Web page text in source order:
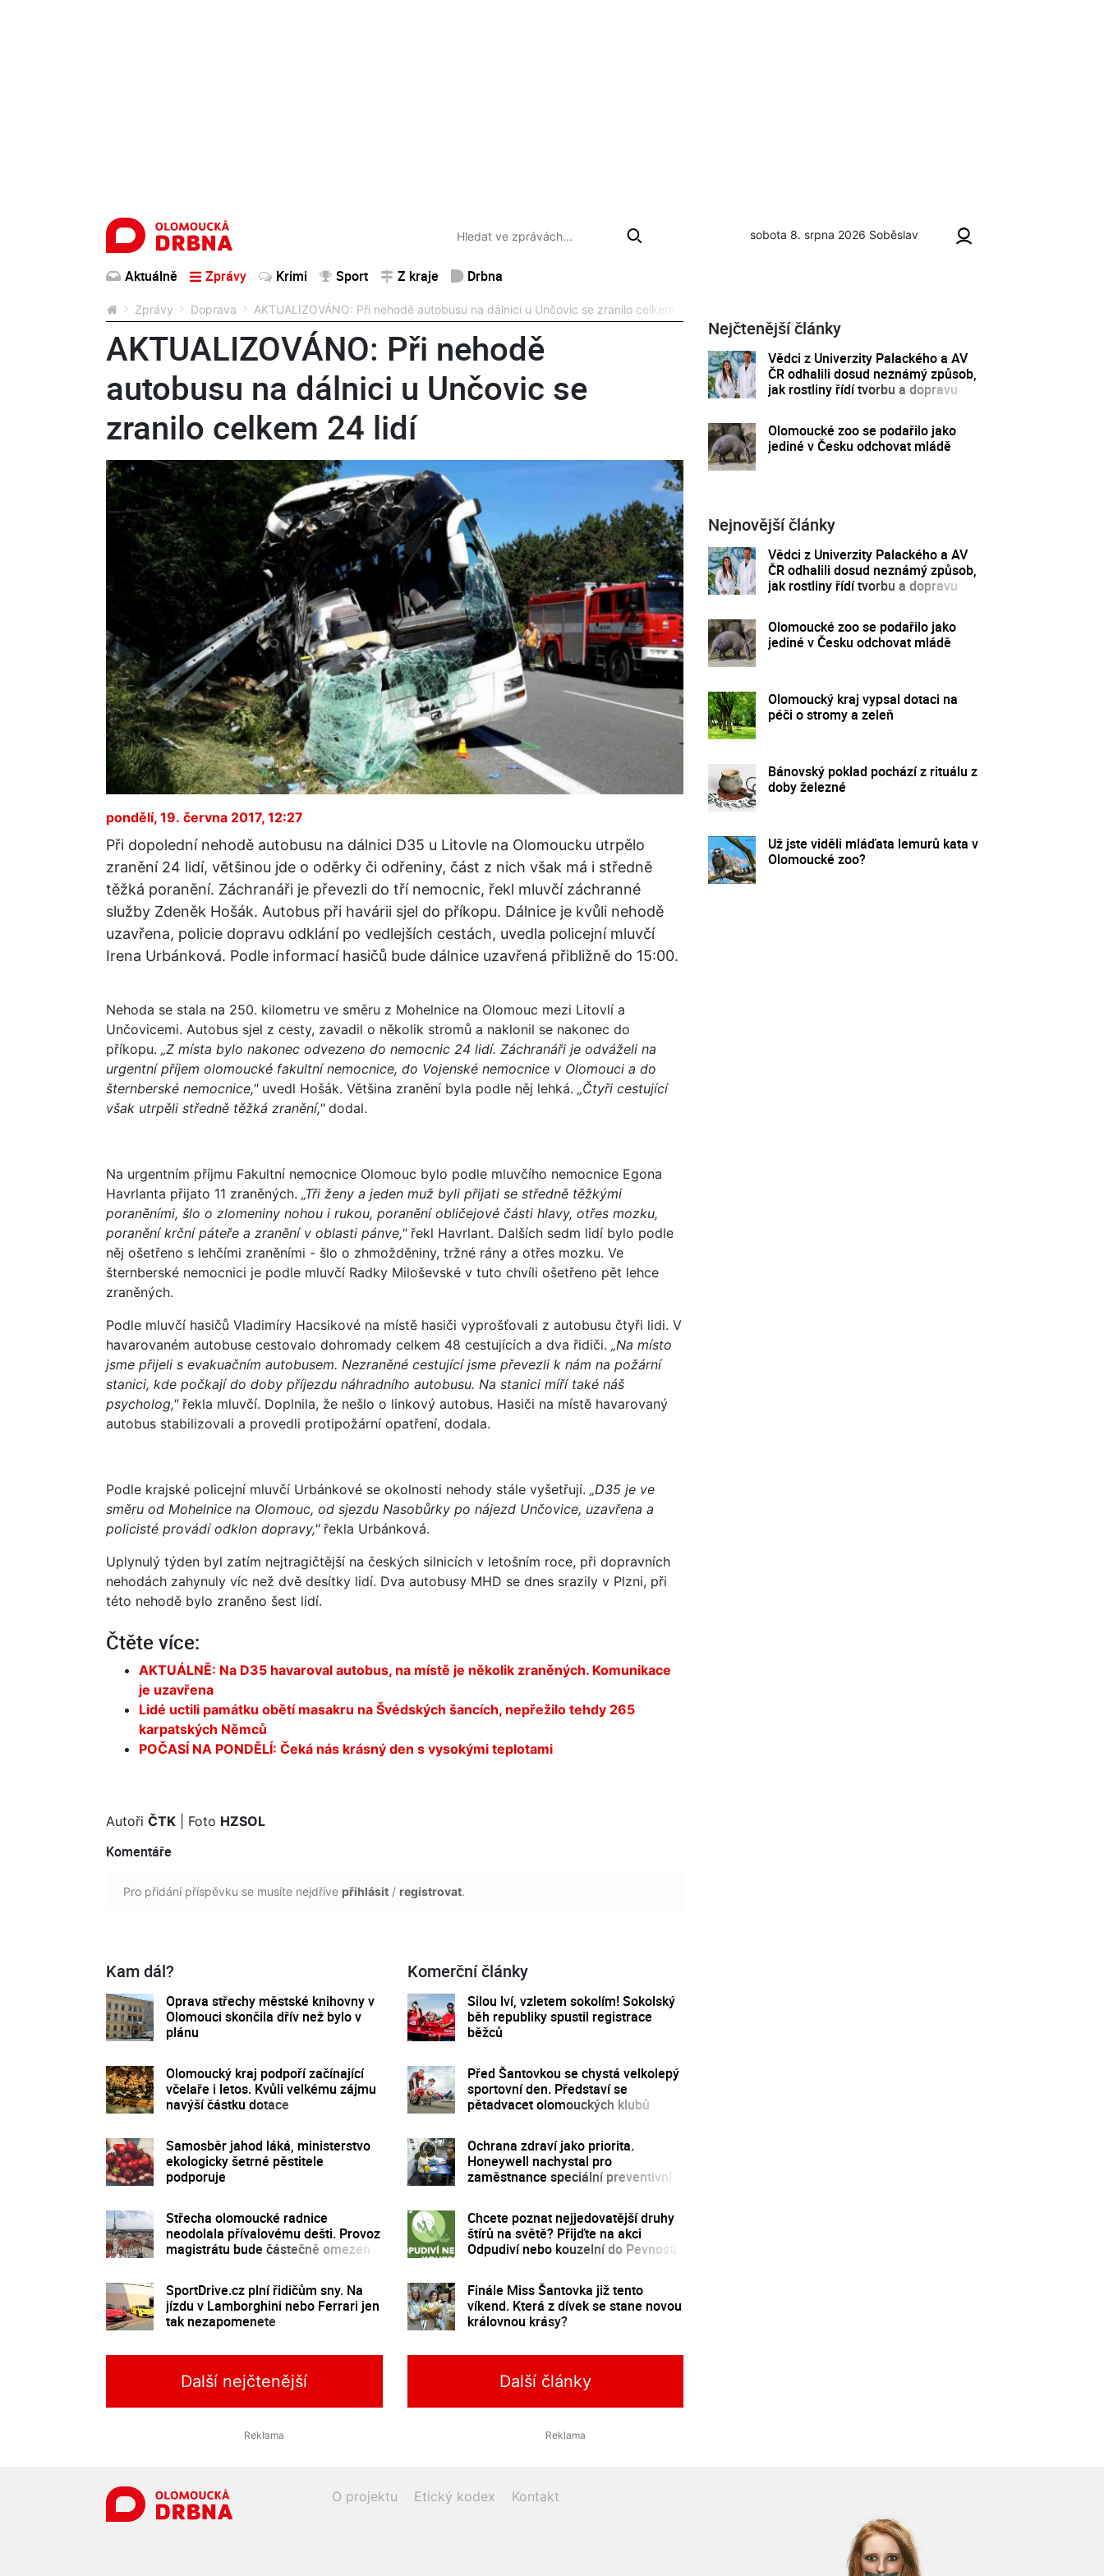
sobota 8. srpna 2026 Soběslav
Aktuálně Zprávy Krimi Sport Z kraje Drbna
Zprávy Doprava AKTUALIZOVÁNO: Při nehodě autobusu na dálnici u Unčovic se zranilo celkem 24 lidí
AKTUALIZOVÁNO: Při nehodě
autobusu na dálnici u Unčovic se
zranilo celkem 24 lidí
pondělí, 19. června 2017, 12:27
Při dopolední nehodě autobusu na dálnici D35 u Litovle na Olomoucku utrpělo
zranění 24 lidí, většinou jde o oděrky či odřeniny, část z nich však má i středně
těžká poranění. Záchranáři je převezli do tří nemocnic, řekl mluvčí záchranné
služby Zdeněk Hošák. Autobus při havárii sjel do příkopu. Dálnice je kvůli nehodě
uzavřena, policie dopravu odklání po vedlejších cestách, uvedla policejní mluvčí
Irena Urbánková. Podle informací hasičů bude dálnice uzavřená přibližně do 15:00.
Nehoda se stala na 250. kilometru ve směru z Mohelnice na Olomouc mezi Litovlí a
Unčovicemi. Autobus sjel z cesty, zavadil o několik stromů a naklonil se nakonec do
příkopu. „Z místa bylo nakonec odvezeno do nemocnic 24 lidí. Záchranáři je odváželi na
urgentní příjem olomoucké fakultní nemocnice, do Vojenské nemocnice v Olomouci a do
šternberské nemocnice,"uvedl Hošák. Většina zranění byla podle něj lehká. „Čtyři cestující
však utrpěli středně těžká zranění,"dodal.
Na urgentním příjmu Fakultní nemocnice Olomouc bylo podle mluvčího nemocnice Egona
Havrlanta přijato 11 zraněných. „Tři ženy a jeden muž byli přijati se středně těžkými
poraněními, šlo o zlomeniny nohou i rukou, poranění obličejové části hlavy, otřes mozku,
poranění krční páteře a zranění v oblasti pánve,"řekl Havrlant. Dalších sedm lidí bylo podle
něj ošetřeno s lehčími zraněními - šlo o zhmožděniny, tržné rány a otřes mozku. Ve
šternberské nemocnici je podle mluvčí Radky Miloševské v tuto chvíli ošetřeno pět lehce
zraněných.
Podle mluvčí hasičů Vladimíry Hacsikové na místě hasiči vyprošťovali z autobusu čtyři lidi. V
havarovaném autobuse cestovalo dohromady celkem 48 cestujících a dva řidiči. „Na místo
jsme přijeli s evakuačním autobusem. Nezraněné cestující jsme převezli k nám na požární
stanici, kde počkají do doby příjezdu náhradního autobusu. Na stanici míří také náš
psycholog,"řekla mluvčí. Doplnila, že nešlo o linkový autobus. Hasiči na místě havarovaný
autobus stabilizovali a provedli protipožární opatření, dodala.
Podle krajské policejní mluvčí Urbánkové se okolnosti nehody stále vyšetřují. „D35 je ve
směru od Mohelnice na Olomouc, od sjezdu Nasobůrky po nájezd Unčovice, uzavřena a
policisté provádí odklon dopravy,"řekla Urbánková.
Uplynulý týden byl zatím nejtragičtější na českých silnicích v letošním roce, při dopravních
nehodách zahynuly víc než dvě desítky lidí. Dva autobusy MHD se dnes srazily v Plzni, při
této nehodě bylo zraněno šest lidí.
Čtěte více:
AKTUÁLNĚ: Na D35 havaroval autobus, na místě je několik zraněných. Komunikace
je uzavřena
Lidé uctili památku obětí masakru na Švédských šancích, nepřežilo tehdy 265
karpatských Němců
POČASÍ NA PONDĚLÍ: Čeká nás krásný den s vysokými teplotami
Autoři ČTK | Foto HZSOL
Komentáře
Pro přidání příspěvku se musíte nejdříve přihlásit / registrovat.
Kam dál?
Oprava střechy městské knihovny v
Olomouci skončila dřív než bylo v
plánu
Olomoucký kraj podpoří začínající
včelaře i letos. Kvůli velkému zájmu
navýší částku dotace
Samosběr jahod láká, ministerstvo
ekologicky šetrné pěstitele
podporuje
Střecha olomoucké radnice
neodolala přívalovému dešti. Provoz
magistrátu bude částečně omezen
SportDrive.cz plní řidičům sny. Na
jízdu v Lamborghini nebo Ferrari jen
tak nezapomenete
Komerční články
Silou lví, vzletem sokolím! Sokolský
běh republiky spustil registrace
běžců
Před Šantovkou se chystá velkolepý
sportovní den. Představí se
pětadvacet olomouckých klubů
Ochrana zdraví jako priorita.
Honeywell nachystal pro
zaměstnance speciální preventivní
Chcete poznat nejjedovatější druhy
štírů na světě? Přijďte na akci
Odpudiví nebo kouzelní do Pevnosti
Finále Miss Šantovka již tento
víkend. Která z dívek se stane novou
královnou krásy?
Další nejčtenější Další články
Nejčtenější články
Vědci z Univerzity Palackého a AV
ČR odhalili dosud neznámý způsob,
jak rostliny řídí tvorbu a dopravu
Olomoucké zoo se podařilo jako
jediné v Česku odchovat mládě
Nejnovější články
Vědci z Univerzity Palackého a AV
ČR odhalili dosud neznámý způsob,
jak rostliny řídí tvorbu a dopravu
Olomoucké zoo se podařilo jako
jediné v Česku odchovat mládě
Olomoucký kraj vypsal dotaci na
péči o stromy a zeleň
Bánovský poklad pochází z rituálu z
doby železné
Už jste viděli mláďata lemurů kata v
Olomoucké zoo?
O projektu Etický kodex Kontakt